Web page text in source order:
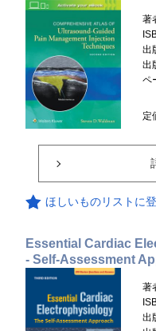
著
出
出
ペ
定
ほしいものリストに
Essential Cardiac
- Self-Assessment
著
出